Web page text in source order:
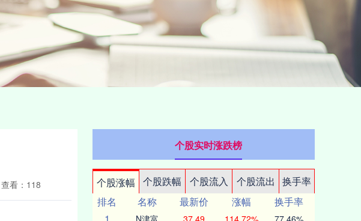
查看：118
个股实时涨跌榜
个股涨幅 个股跌幅 个股流入 个股流出
换手率
排名
名称 最新价 涨幅
换手率
N津富 37.49 114.72% 77.46%